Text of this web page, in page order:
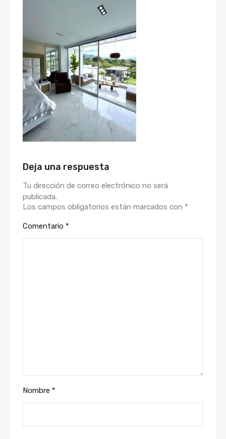
Deja una respuesta
Tu dirección de correo electrónico no será
publicada.
Los campos obligatorios están marcados con *
Comentario *
Nombre *